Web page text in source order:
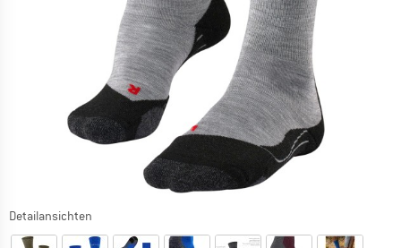
Detailansichten